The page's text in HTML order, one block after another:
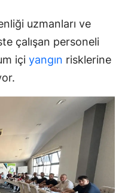
uzmanları ve
çalışan personeli
içi yangın risklerine